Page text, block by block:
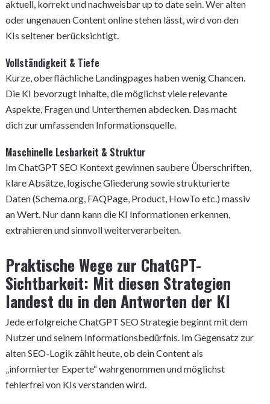
aktuell, korrekt und nachweisbar up to date sein. Wer alten
oder ungenauen Content online stehen lässt, wird von den
KIs seltener berücksichtigt.
Vollständigkeit & Tiefe
Kurze, oberflächliche Landingpages haben wenig Chancen.
Die KI bevorzugt Inhalte, die möglichst viele relevante
Aspekte, Fragen und Unterthemen abdecken. Das macht
dich zur umfassenden Informationsquelle.
Maschinelle Lesbarkeit & Struktur
Im ChatGPT SEO Kontext gewinnen saubere Überschriften,
klare Absätze, logische Gliederung sowie strukturierte
Daten (Schema.org, FAQPage, Product, HowTo etc.) massiv
an Wert. Nur dann kann die KI Informationen erkennen,
extrahieren und sinnvoll weiterverarbeiten.
Praktische Wege zur ChatGPT-
Sichtbarkeit: Mit diesen Strategien
landest du in den Antworten der KI
Jede erfolgreiche ChatGPT SEO Strategie beginnt mit dem
Nutzer und seinem Informationsbedürfnis. Im Gegensatz zur
alten SEO-Logik zählt heute, ob dein Content als
„informierter Experte“ wahrgenommen und möglichst
fehlerfrei von KIs verstanden wird.